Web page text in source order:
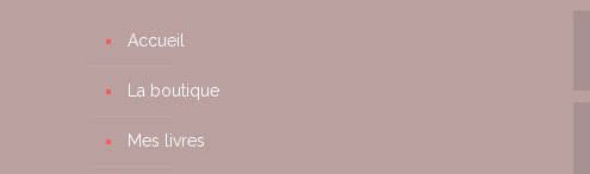
Accueil
La boutique
Mes livres